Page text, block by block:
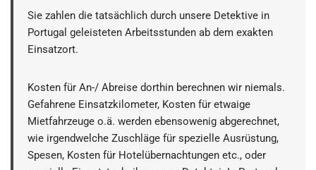
Sie zahlen die tatsächlich durch unsere Detektive in
Portugal geleisteten Arbeitsstunden ab dem exakten
Einsatzort.
Kosten für An-/ Abreise dorthin berechnen wir niemals.
Gefahrene Einsatzkilometer, Kosten für etwaige
Mietfahrzeuge o.ä. werden ebensowenig abgerechnet,
wie irgendwelche Zuschläge für spezielle Ausrüstung,
Spesen, Kosten für Hotelübernachtungen etc., oder